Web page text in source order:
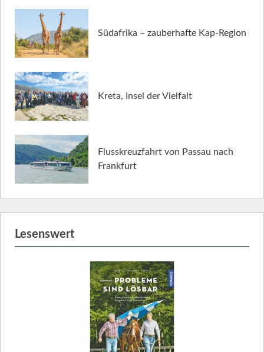
Südafrika – zauberhafte Kap-Region
Kreta, Insel der Vielfalt
Flusskreuzfahrt von Passau nach
Frankfurt
Lesenswert